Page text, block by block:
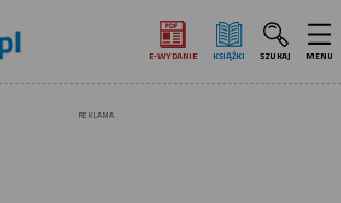
E‑WYDANIE KSIĄŻKI SZUKAJ MENU
REKLAMA